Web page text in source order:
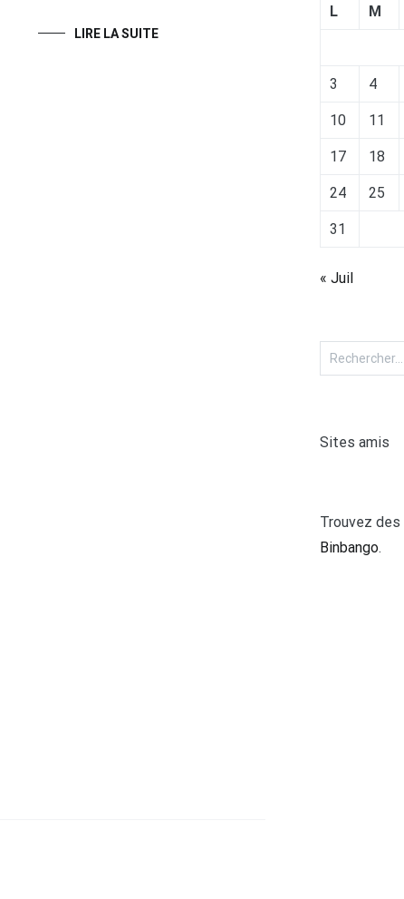
LIRE LA SUITE
L M
3 4
10 11
17 18
24 25
31
« Juil
Rechercher :
Sites amis
Trouvez des
Binbango.